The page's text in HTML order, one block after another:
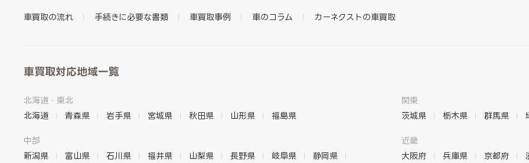
車買取の流れ 手続きに必要な書類 車買取事例 車のコラム カーネクストの車買取
車買取対応地域一覧
北海道・東北
北海道
青森県 岩手県 宮城県 秋田県 山形県 福島県
関東
茨城県
栃木県 群馬県
中部
新潟県
富山県 石川県 福井県 山梨県 長野県 岐阜県
静岡県
近畿
大阪府
兵庫県 京都府